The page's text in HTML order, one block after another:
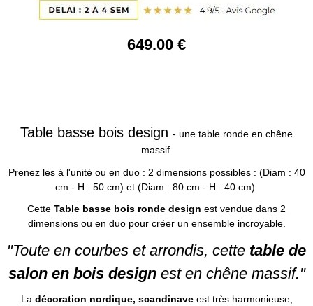
649.00 €
Table basse bois design - une table ronde en chêne
massif
Prenez les à l'unité ou en duo : 2 dimensions possibles : (Diam : 40
cm - H : 50 cm) et (Diam : 80 cm - H : 40 cm).
Cette Table basse bois ronde design est vendue dans 2
dimensions ou en duo pour créer un ensemble incroyable.
"Toute en courbes et arrondis, cette table de
salon en bois design est en chêne massif."
Ladécoration nordique, scandinaveest très harmonieuse,